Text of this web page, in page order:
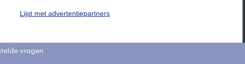
Lijst met advertentiepartners
vragen